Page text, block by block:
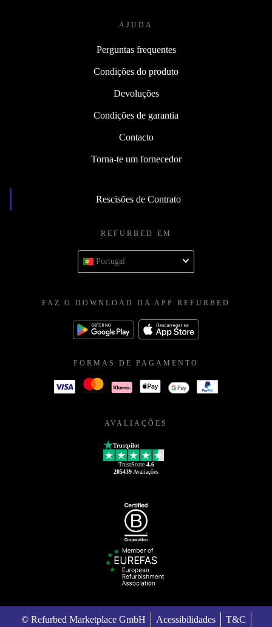
AJUDA
Perguntas frequentes
Condições do produto
Devoluções
Condições de garantia
Contacto
Torna-te um fornecedor
Rescisões de Contrato
REFURBED EM
Portugal
FAZ O DOWNLOAD DA APP REFURBED
FORMAS DE PAGAMENTO
AVALIAÇÕES
Trustpilot
TrustScore 4.6
205439 Avaliações
© Refurbed Marketplace GmbH Acessibilidades T&C